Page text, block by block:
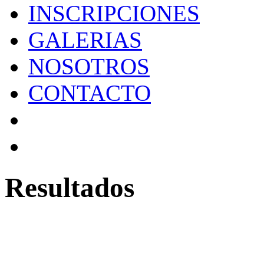
INSCRIPCIONES
GALERIAS
NOSOTROS
CONTACTO
Resultados